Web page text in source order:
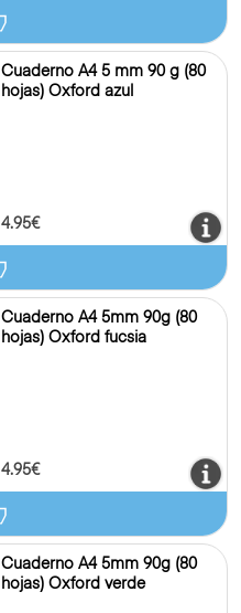
Cuaderno A4 5 mm 90 g (80
hojas) Oxford azul
4.95€
Cuaderno A4 5mm 90g (80
hojas) Oxford fucsia
4.95€
Cuaderno A4 5mm 90g (80
hojas) Oxford verde